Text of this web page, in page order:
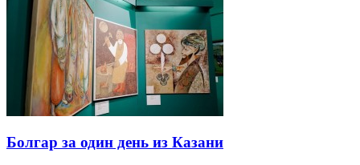
Болгар за один день из Казани